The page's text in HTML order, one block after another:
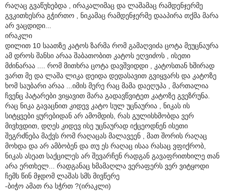
რაღაც გვაწუხებდა , ირაკალიმაც და ლაშამაც რამდენჯერმე
გვკითხესრა გჭირთო , ნიკამაც რამდენჯერმე დააპირა თქმა მარა
არ ვაცდიდი...
ირაკლი
დილით 10 საათზე კატოს ზარმა რომ გამაღვიძა ცოტა მეუცნაურა
ამ დროს შანსი არაა შაბათობით კატოს ეღვიძოს , ისეთი
მძინარაა .... რომ მითხრა ცოტა დავშვიდდი , კატოსთან ხშირად
ვართ მე და ლაშა ლიკა დეიდა დედასავით გვიყვარს და კატოზე
ხომ საუბარი არაა ...იმის მერე რაც მამა დაეღუპა , მართალია
ჩვენც პატარები ვიყავით მარა გადავწვიტეთ კატოზე გვეზრუნა.
რაც ნიკა გავაცნით კიდევ კატო სულ უცნაურია , ნიკას ის
სიტყვები ყურებიდან არ ამომდის, რას გულისხმობდა ვერ
მივხვდით, დღეს კიდევ ისე უცნაურად იქცეოდნენ ისეთი
შეგრძნება მაქვს რომ რაღაცას მალავეენ , მათ შორის რაღაც
მოხდა და არ ამბობენ და თუ ეს რაღაც ისაა რასაც ვფიქრობ,
ნიკას ასეათ საქცილეს არ შევარჩენ რადგან გავაფრითხილე თან
არა ერთხელ... რადგანაც ხმამაღლა ვერაფერს ვერ ვიტყოდი
ჩემს წინ მჯდომ ლაშას სმს მივწერე
-ბიჭო ამათ რა სჭრთ ?(ირაკლი)